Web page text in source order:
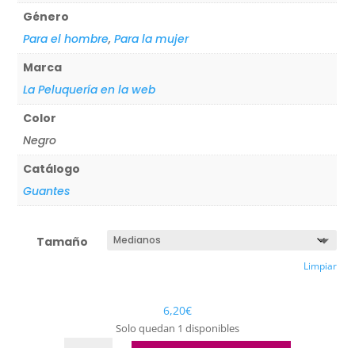
Género
Para el hombre,Para la mujer
Marca
La Peluquería en la web
Color
Negro
Catálogo
Guantes
Tamaño
Limpiar
6,20€
Solo quedan 1 disponibles